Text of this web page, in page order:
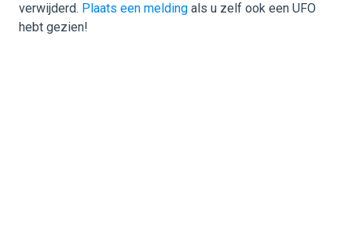
verwijderd. Plaats een melding als u zelf ook een UFO
hebt gezien!